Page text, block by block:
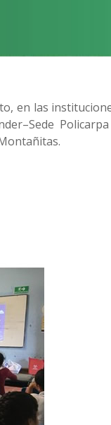
en las